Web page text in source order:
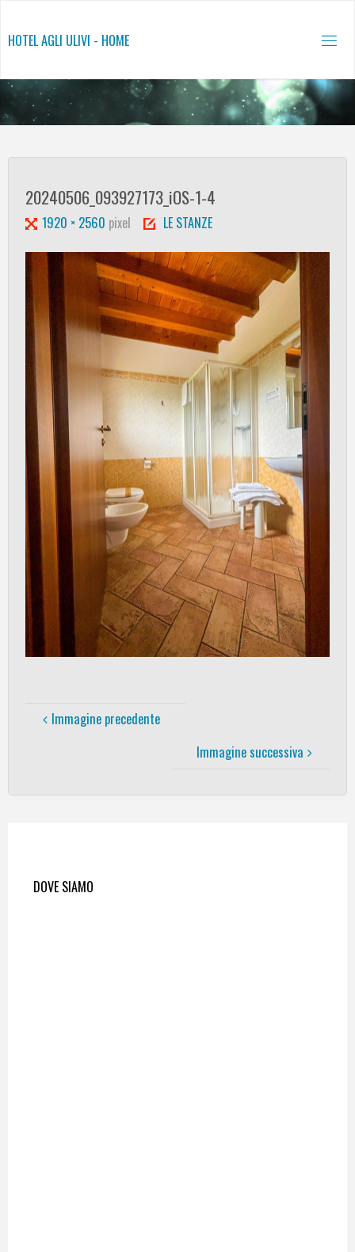
contenuto
HOTEL AGLI ULIVI - HOME
20240506_093927173_iOS-1-4
Tutta
larghezza
1920 × 2560 pixel LE STANZE
Immagine precedente
Immagine successiva
DOVE SIAMO